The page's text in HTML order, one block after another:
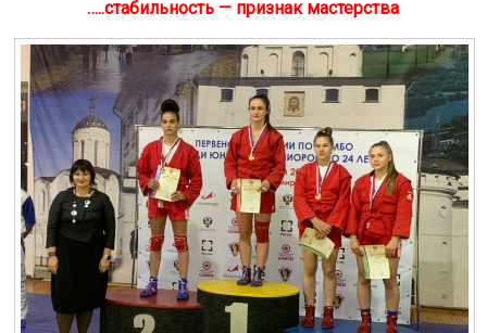
…..стабильность — признак мастерства